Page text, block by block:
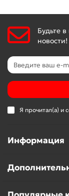
Будьте
Я прочитал(а) и
Информация